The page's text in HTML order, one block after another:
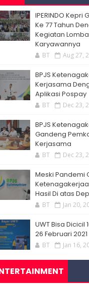
IPERINDO Kepri
Ke 77 Tahun
Kegiatan
Karyawannya
BT Aug 27,
BPJS
Kerjasama
Aplikasi Pospay
BT Dec 23,
BPJS
Gandeng
Kerjasama
BT Dec 23,
Meski Pandemi
Hasil Di atas
BT Jan 20,
UWT Bisa Dicicil
26 Februari 2021
BT Jan 16,